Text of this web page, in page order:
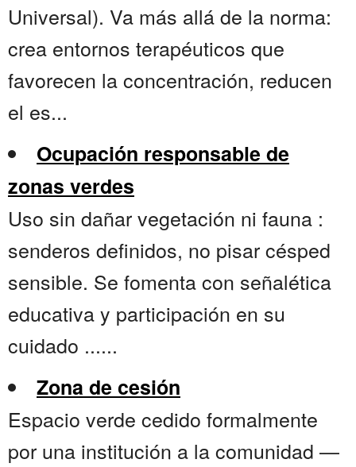
Universal). Va más allá de la norma:
crea entornos terapéuticos que
favorecen la concentración, reducen
el es...
Ocupación responsable de
zonas verdes
Uso sin dañar vegetación ni fauna :
senderos definidos, no pisar césped
sensible. Se fomenta con señalética
educativa y participación en su
cuidado ......
Zona de cesión
Espacio verde cedido formalmente
por una institución a la comunidad —